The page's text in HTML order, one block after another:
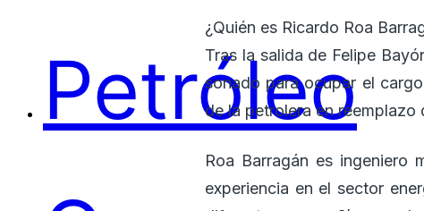
Petróleo
¿Quién es Ricardo Roa
Tras la salida de Felipe
sonado para ocupar el
de la petrolera en reemplazo
Roa Barragán es ingeniero
experiencia en el sector